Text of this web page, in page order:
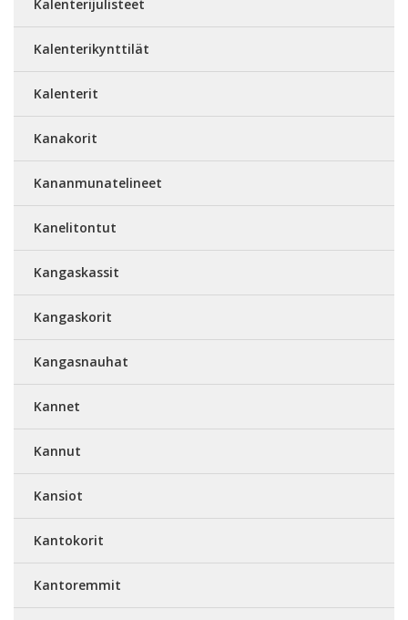
Kalenterijulisteet
Kalenterikynttilät
Kalenterit
Kanakorit
Kananmunatelineet
Kanelitontut
Kangaskassit
Kangaskorit
Kangasnauhat
Kannet
Kannut
Kansiot
Kantokorit
Kantoremmit